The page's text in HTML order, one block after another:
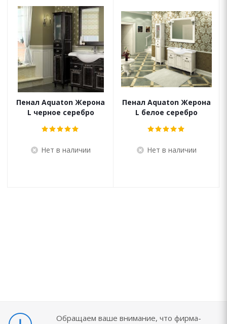
Пенал Aquaton Жерона
L черное серебро
Нет в наличии
Пенал Aquaton Жерона
L белое серебро
Нет в наличии
Обращаем ваше внимание, что фирма-